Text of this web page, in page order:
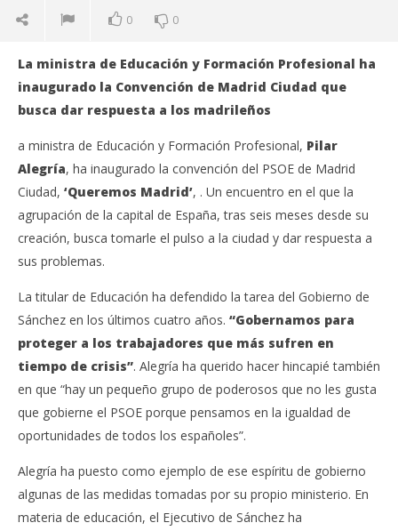
0 0
La ministra de Educación y Formación Profesional ha
inaugurado la Convención de Madrid Ciudad que
busca dar respuesta a los madrileños
a ministra de Educación y Formación Profesional, Pilar
Alegría, ha inaugurado la convención del PSOE de Madrid
Ciudad, ‘Queremos Madrid’, . Un encuentro en el que la
agrupación de la capital de España, tras seis meses desde su
creación, busca tomarle el pulso a la ciudad y dar respuesta a
sus problemas.
La titular de Educación ha defendido la tarea del Gobierno de
Sánchez en los últimos cuatro años. “Gobernamos para
proteger a los trabajadores que más sufren en
tiempo de crisis”. Alegría ha querido hacer hincapié también
en que “hay un pequeño grupo de poderosos que no les gusta
que gobierne el PSOE porque pensamos en la igualdad de
oportunidades de todos los españoles”.
Alegría ha puesto como ejemplo de ese espíritu de gobierno
algunas de las medidas tomadas por su propio ministerio. En
materia de educación, el Ejecutivo de Sánchez ha